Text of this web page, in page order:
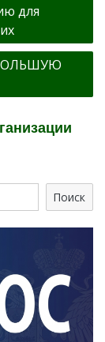
для
Поиск